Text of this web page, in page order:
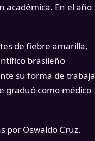
académica. En el año
de fiebre amarilla,
brasileño
su forma de
graduó como médico
por Oswaldo Cruz.